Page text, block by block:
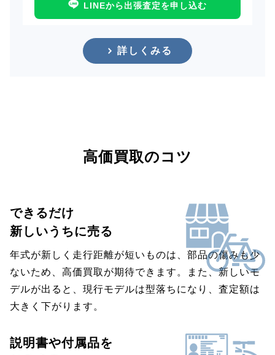
LINEから出張査定を申し込む
詳しくみる
高価買取のコツ
できるだけ
新しいうちに売る
年式が新しく走行距離が短いものは、部品の傷みも少
ないため、高価買取が期待できます。また、新しいモ
デルが出ると、現行モデルは型落ちになり、査定額は
大きく下がります。
説明書や付属品を